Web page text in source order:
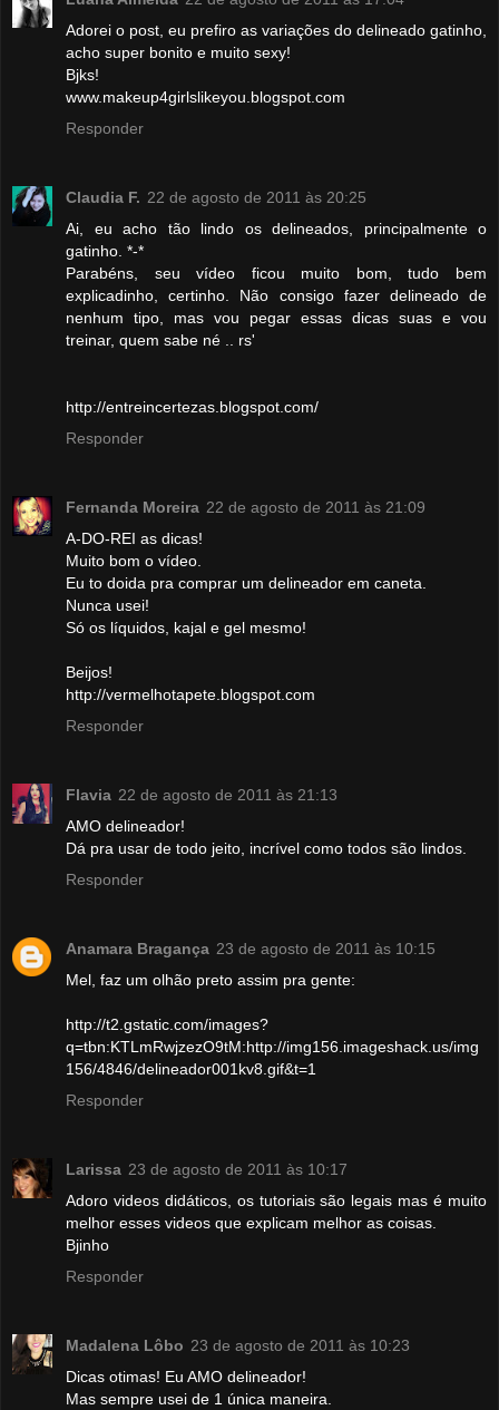
Adorei o post, eu prefiro as variações do delineado gatinho,
acho super bonito e muito sexy!
Bjks!
www.makeup4girlslikeyou.blogspot.com
Responder
Claudia F. 22 de agosto de 2011 às 20:25
Ai, eu acho tão lindo os delineados, principalmente o
gatinho. *-*
Parabéns, seu vídeo ficou muito bom, tudo bem
explicadinho, certinho. Não consigo fazer delineado de
nenhum tipo, mas vou pegar essas dicas suas e vou
treinar, quem sabe né .. rs'
http://entreincertezas.blogspot.com/
Responder
Fernanda Moreira 22 de agosto de 2011 às 21:09
A-DO-REI as dicas!
Muito bom o vídeo.
Eu to doida pra comprar um delineador em caneta.
Nunca usei!
Só os líquidos, kajal e gel mesmo!
Beijos!
http://vermelhotapete.blogspot.com
Responder
Flavia 22 de agosto de 2011 às 21:13
AMO delineador!
Dá pra usar de todo jeito, incrível como todos são lindos.
Responder
Anamara Bragança 23 de agosto de 2011 às 10:15
Mel, faz um olhão preto assim pra gente:
http://t2.gstatic.com/images?
q=tbn:KTLmRwjzezO9tM:http://img156.imageshack.us/img
156/4846/delineador001kv8.gif&t=1
Responder
Larissa 23 de agosto de 2011 às 10:17
Adoro videos didáticos, os tutoriais são legais mas é muito
melhor esses videos que explicam melhor as coisas.
Bjinho
Responder
Madalena Lôbo 23 de agosto de 2011 às 10:23
Dicas otimas! Eu AMO delineador!
Mas sempre usei de 1 única maneira.